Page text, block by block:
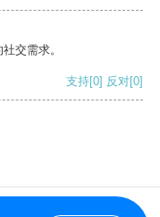
交需求。
支持[0] 反对[0]